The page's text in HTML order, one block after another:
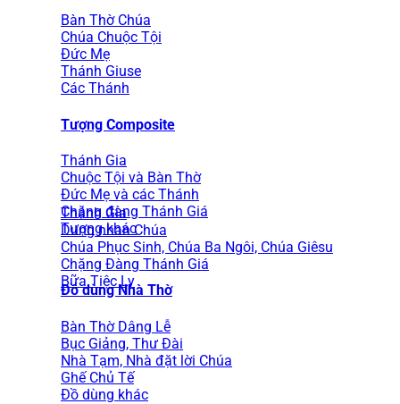
Bàn Thờ Chúa
Chúa Chuộc Tội
Đức Mẹ
Thánh Giuse
Các Thánh
Tượng Composite
Thánh Gia
Chuộc Tội và Bàn Thờ
Đức Mẹ và các Thánh
Chặng đàng Thánh Giá
Tượng khác
Thánh Gia
Dung nhan Chúa
Chúa Phục Sinh, Chúa Ba Ngôi, Chúa Giêsu
Chặng Đàng Thánh Giá
Bữa Tiệc Ly
Đồ dùng Nhà Thờ
Bàn Thờ Dâng Lễ
Bục Giảng, Thư Đài
Nhà Tạm, Nhà đặt lời Chúa
Ghế Chủ Tế
Đồ dùng khác